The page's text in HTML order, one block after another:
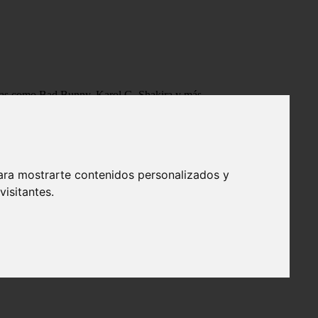
mostrarte contenidos personalizados y
como Bad Bunny, Karol G, Shakira y más.